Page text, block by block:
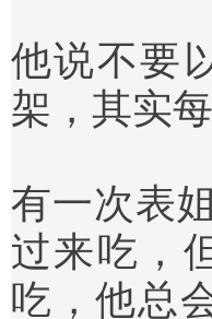
他说不要
架，其实
有一次表
过来吃，
吃，他总